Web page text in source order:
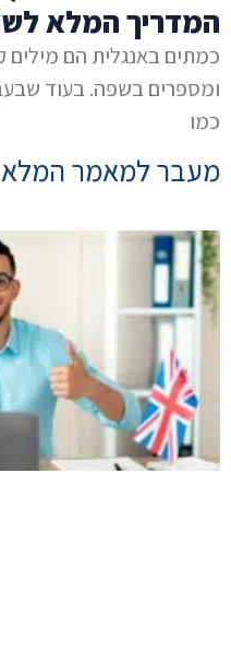
המדריך המלא
כמתים באנגלית הם מילים
ומספרים בשפה. בעוד
כמו
מעבר למאמר